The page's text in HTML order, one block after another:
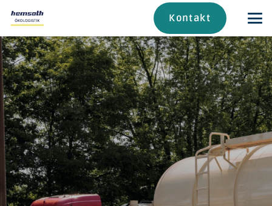
Kontakt